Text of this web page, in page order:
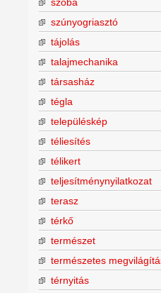
szúnyogriasztó
tájolás
talajmechanika
társasház
tégla
településkép
téliesítés
télikert
teljesítménynyilatkozat
terasz
térkő
természet
természetes
térnyitás